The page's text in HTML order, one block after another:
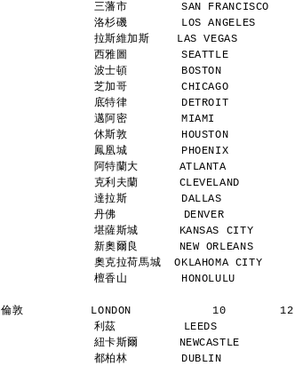
三藩市        SAN
洛杉磯        LOS
拉斯維加斯    LAS VEGAS
西雅圖        SEATTLE
波士頓        BOSTON
芝加哥        CHICAGO
底特律        DETROIT
邁阿密        MIAMI
休斯敦        HOUSTON
鳳凰城        PHOENIX
阿特蘭大      ATLANTA
克利夫蘭      CLEVELAND
達拉斯        DALLAS
丹佛          DENVER
堪薩斯城      KANSAS
新奧爾良      NEW ORLEANS
奧克拉荷馬城  OKLAHOMA
檀香山        HONOLULU
倫敦          LONDON            10        12
利茲          LEEDS
紐卡斯爾
都柏林        DUBLIN